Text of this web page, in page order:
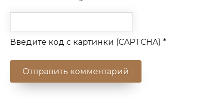
Введите код с картинки (CAPTCHA) *